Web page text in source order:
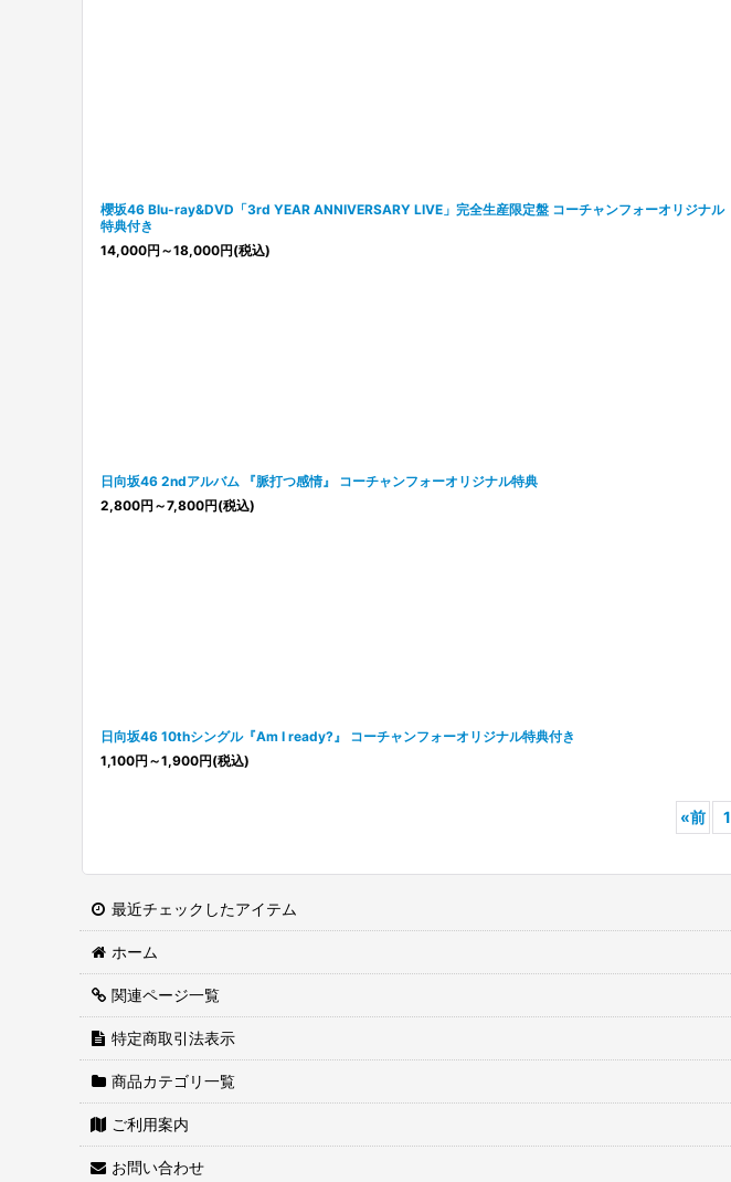
櫻坂46 Blu-ray&DVD「3rd YEAR ANNIVERSARY LIVE」完全生産限定盤 コーチャンフォーオリジナル
特典付き
14,000円 ～18,000円(税込)
日向坂46 2ndアルバム 『脈打つ感情』 コーチャンフォーオリジナル特典
2,800円 ～7,800円(税込)
日向坂46 10thシングル『Am I ready?』 コーチャンフォーオリジナル特典付き
1,100円 ～1,900円(税込)
«前 1
最近チェックしたアイテム
ホーム
関連ページ一覧
特定商取引法表示
商品カテゴリ一覧
ご利用案内
お問い合わせ